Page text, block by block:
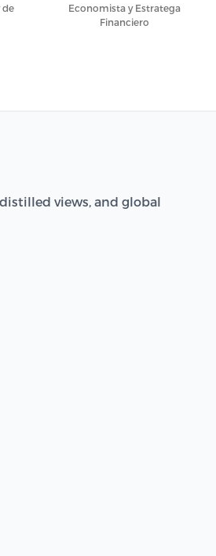
de
Economista y Estratega
Financiero
views, and global